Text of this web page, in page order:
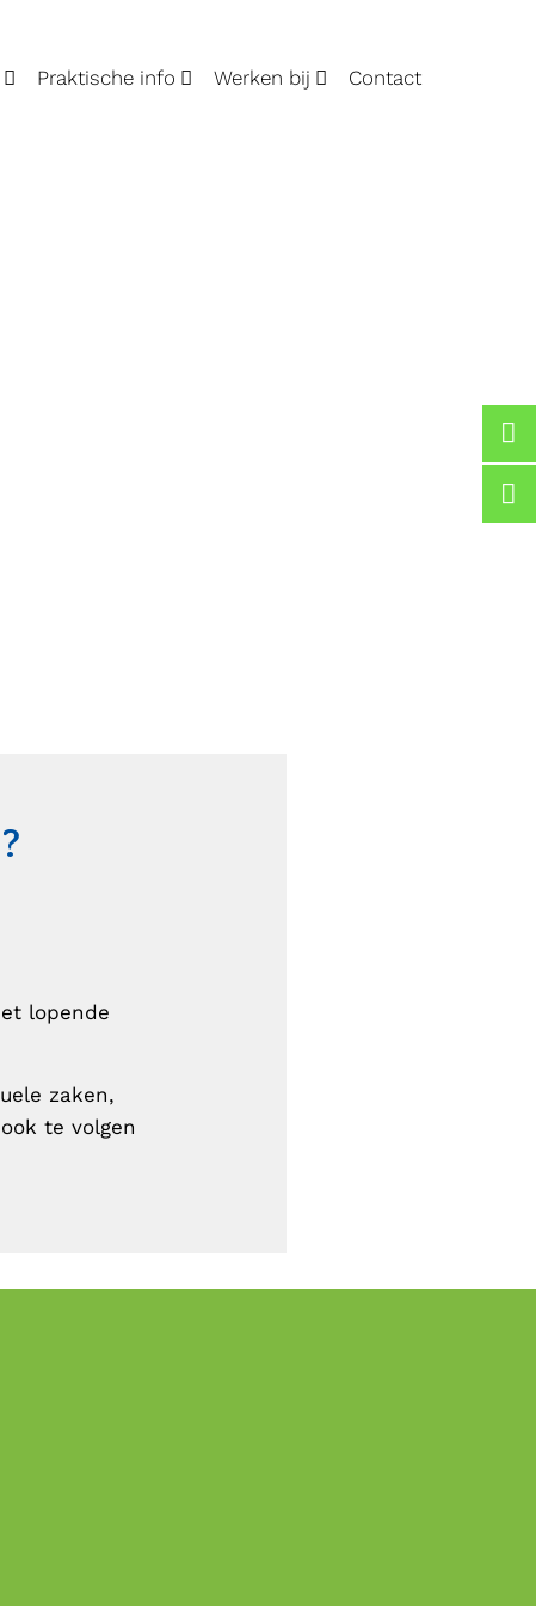
Praktische info Werken bij Contact
lopende
zaken,
te volgen